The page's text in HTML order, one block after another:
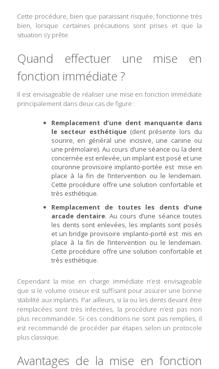
Cette procédure, bien que paraissant risquée, fonctionne très
bien, lorsque certaines précautions sont prises et que la
situation s’y prête.
Quand effectuer une mise en
fonction immédiate ?
Il est envisageable de réaliser une mise en fonction immédiate
principalement dans deux cas de figure :
Remplacement d’une dent manquante dans
le secteur esthétique(dent présente lors du
sourire, en général une incisive, une canine ou
une prémolaire). Au cours d’une séance ou la dent
concernée est enlevée, un implant est posé et une
couronne provisoire implanto-portée est mise en
place à la fin de l’intervention ou le lendemain.
Cette procédure offre une solution confortable et
très esthétique.
Remplacement de toutes les dents d’une
arcade dentaire. Au cours d’une séance toutes
les dents sont enlevées, les implants sont posés
et un bridge provisoire implanto-porté est mis en
place à la fin de l’intervention ou le lendemain.
Cette procédure offre une solution confortable et
très esthétique.
Cependant la mise en charge immédiate n’est envisageable
que si le volume osseux est suffisant pour assurer une bonne
stabilité aux implants. Par ailleurs, si la ou les dents devant être
remplacées sont très infectées, la procédure n’est pas non
plus recommandée. Si ces conditions ne sont pas remplies, il
est recommandé de procéder par étapes selon un protocole
plus classique.
Avantages de la mise en fonction